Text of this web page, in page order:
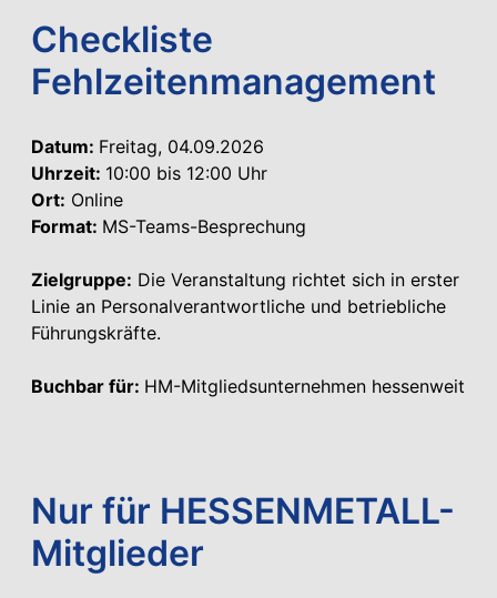
Checkliste
Fehlzeitenmanagement
Datum: Freitag, 04.09.2026
Uhrzeit: 10:00 bis 12:00 Uhr
Ort: Online
Format: MS-Teams-Besprechung
Zielgruppe: Die Veranstaltung richtet sich in erster
Linie an Personalverantwortliche und betriebliche
Führungskräfte.
Buchbar für: HM-Mitgliedsunternehmen hessenweit
Nur für HESSENMETALL-
Mitglieder